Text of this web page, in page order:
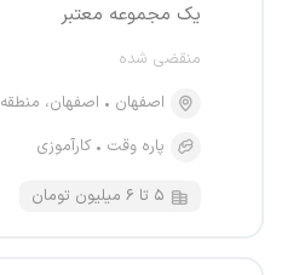
یک مجموعه معتبر
منقضی شده
اصفهان
اصفهان، منطقه ۸، رزمندگان
پاره وقت
کارآموزی
۵ تا ۶ میلیون تومان